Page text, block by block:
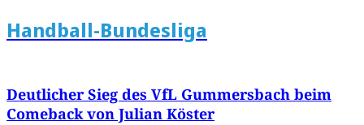
Handball-Bundesliga
Deutlicher Sieg des VfL Gummersbach beim
Comeback von Julian Köster